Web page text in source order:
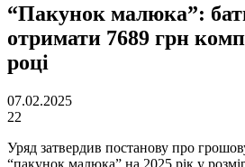
“Пакунок малюка”:
отримати 7689 грн
році
07.02.2025
22
Уряд затвердив постанову про
“пакунок малюка” на 2025 рік у